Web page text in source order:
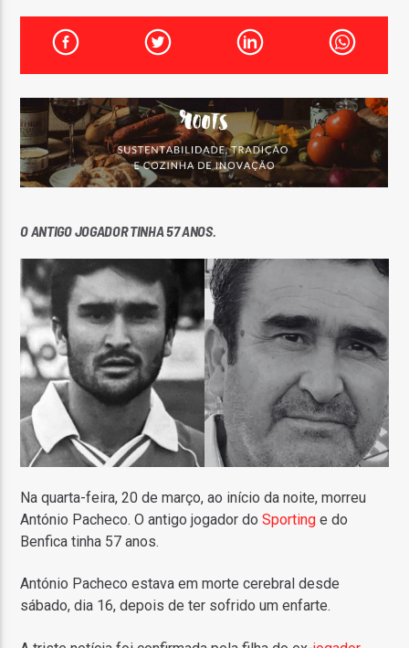
FAIXA ATUAL
ON FM
O ANTIGO JOGADOR TINHA 57 ANOS.
Na quarta-feira, 20 de março, ao início da noite, morreu
António Pacheco. O antigo jogador doSporting e do
Benfica tinha 57 anos.
António Pacheco estava em morte cerebral desde
sábado, dia 16, depois de ter sofrido um enfarte.